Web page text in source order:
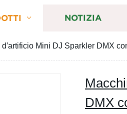
NOTIZIA
Mini DJ Sparkler DMX
DMX